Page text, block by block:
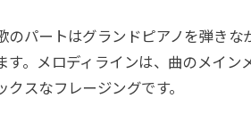
のパートはグランドピアノを弾き
す。メロディラインは、曲のメイ
クスなフレージングです。